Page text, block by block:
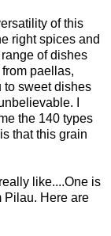
of this
right spices and
of dishes
paellas,
to sweet dishes
I
the 140 types
that this grain
like....One is
Pilau. Here are